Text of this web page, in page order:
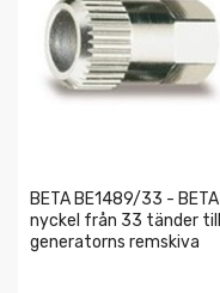
BETA BE1489/33 - BETA
nyckel från 33 tänder till
generatorns remskiva